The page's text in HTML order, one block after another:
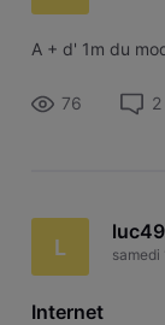
A + d' 1m du
76 2
L
Internet